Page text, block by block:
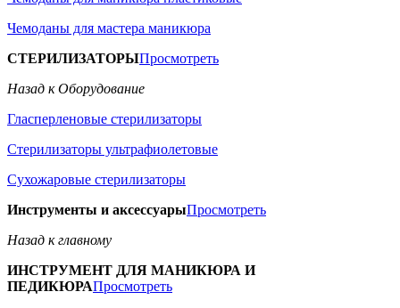
Чемоданы для мастера маникюра
СТЕРИЛИЗАТОРЫПросмотреть
Назад к Оборудование
Гласперленовые стерилизаторы
Стерилизаторы ультрафиолетовые
Сухожаровые стерилизаторы
Инструменты и аксессуарыПросмотреть
Назад к главному
ИНСТРУМЕНТ ДЛЯ МАНИКЮРА И
ПЕДИКЮРАПросмотреть